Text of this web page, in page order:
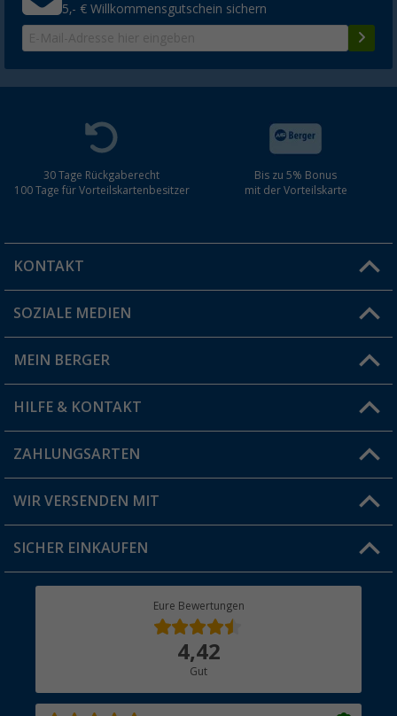
5,- € Willkommensgutschein sichern
30 Tage Rückgaberecht
100 Tage für Vorteilskartenbesitzer
Bis zu 5% Bonus
mit der Vorteilskarte
KONTAKT
Du hast eine Frage?
Filiale finden
SOZIALE MEDIEN
MEIN BERGER
Vorteilskarte
Blog
Jobs & Karriere
HILFE & KONTAKT
FAQ & Kontakt
Versandinformationen
Rücksendung
ZAHLUNGSARTEN
WIR VERSENDEN MIT
SICHER EINKAUFEN
Eure Bewertungen
4,42
Gut